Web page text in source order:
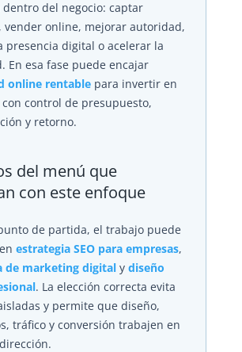
dentro del negocio: captar
vender online, mejorar autoridad,
presencia digital o acelerar la
En esa fase puede encajar
online rentablepara invertir en
control de presupuesto,
y retorno.
del menú que
con este enfoque
de partida, el trabajo puede
estrategia SEO para empresas,
de marketing digitaly diseño
. La elección correcta evita
y permite que diseño,
tráfico y conversión trabajen en